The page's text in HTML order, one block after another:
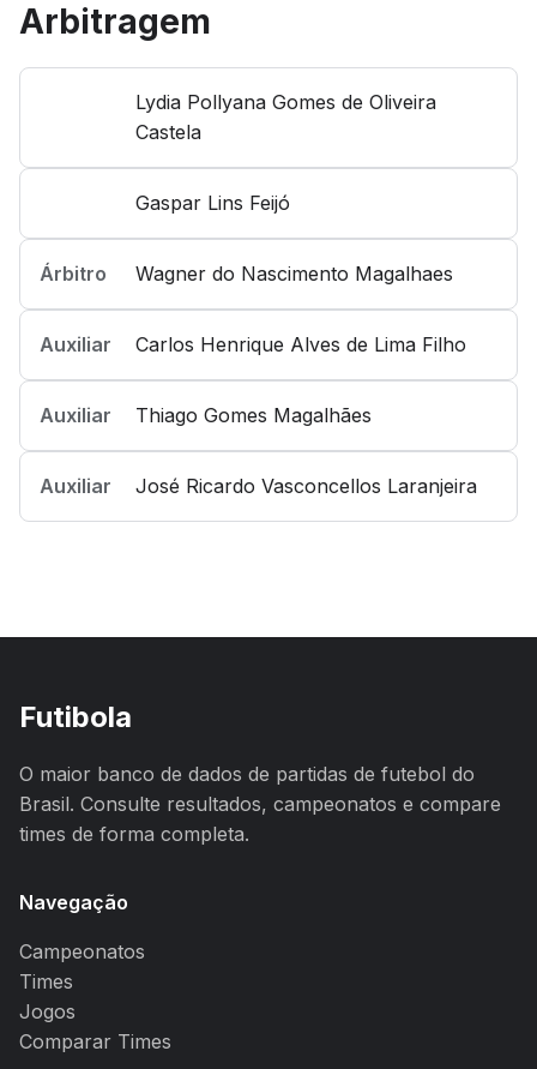
Arbitragem
Lydia Pollyana Gomes de Oliveira
Castela
Gaspar Lins Feijó
Árbitro Wagner do Nascimento Magalhaes
Auxiliar Carlos Henrique Alves de Lima Filho
Auxiliar Thiago Gomes Magalhães
Auxiliar José Ricardo Vasconcellos Laranjeira
Futibola
O maior banco de dados de partidas de futebol do
Brasil. Consulte resultados, campeonatos e compare
times de forma completa.
Navegação
Campeonatos
Times
Jogos
Comparar Times